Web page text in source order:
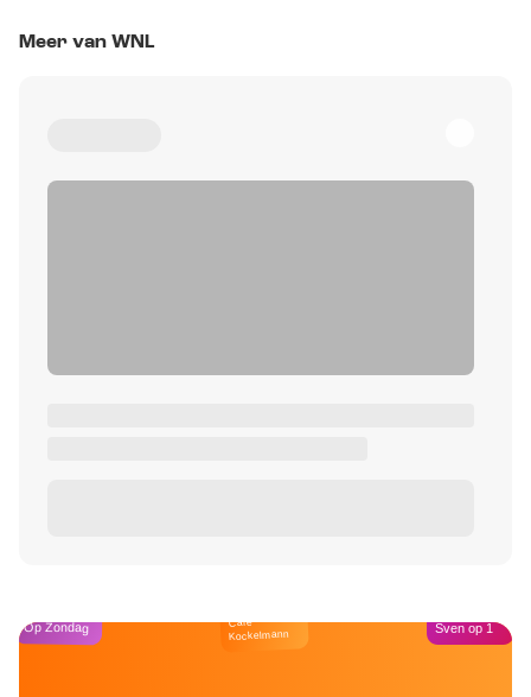
Meer van WNL
Op Zondag Café
Kockelmann Sven op 1